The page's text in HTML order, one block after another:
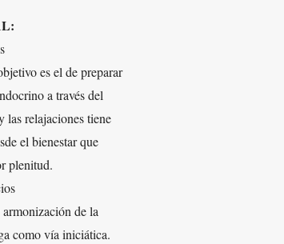
es el de preparar
a través del
las relajaciones tiene
el bienestar que
plenitud.
de la
como vía iniciática.